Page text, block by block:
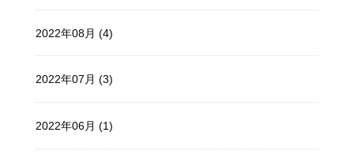
2022年08月 (4)
2022年07月 (3)
2022年06月 (1)